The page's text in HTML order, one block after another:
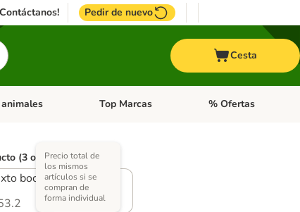
Pedir de nuevo
Cesta
y +
categoria abierto: PájarosMenú de categoria abierto: Otros animales
Top Marcas Menú de categoria
% Ofertas
(3 opciones)
bocaditos en
Precio total de
los mismos
artículos si se
compran de
forma individual